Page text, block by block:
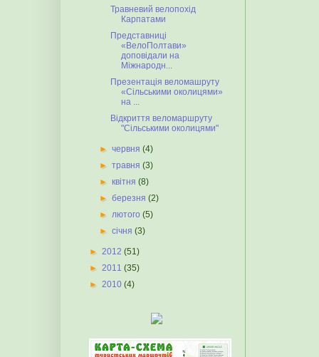
Травневий велопохід
Карпатами
Представниці
«ВелоПолтави»
доповідали на
Міжнародн...
Презентація веломашруту
«Сільськими околицями»
на ...
Відкриття веломаршруту
"Сільськими околицями"
►червня(4)
►травня(3)
►квітня(8)
►березня(2)
►лютого(5)
►січня(3)
► 2012 (51)
► 2011 (35)
► 2010 (4)